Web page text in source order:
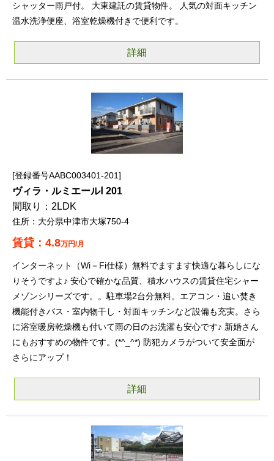
シャッター雨戸付。 大東建託の賃貸物件。 人気の対面キッチン
温水洗浄便座、浴室乾燥機付きで便利です。
詳細
登録番号AABC003401-201
ヴィラ・ルミエールⅠ 201
2LDK
大分県中津市大塚750-4
4.8万円/月
インターネット（Wi－Fi仕様）無料でますます快適な暮らしにな
りそうですよ♪ 安心で確かな品質、積水ハウスの賃貸住宅シャー
メゾンシリーズです。。駐車場2台分無料。エアコン・追い焚き
機能付きバス・室内物干し・対面キッチンなど設備も充実。さら
に浴室暖房乾燥機も付いて雨の日のお洗濯も安心です♪ 新婚さん
にもおすすめの物件です。(*^_^*) 防犯カメラがついて安全面が
さらにアップ！
詳細